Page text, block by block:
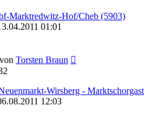
Marktredwitz-Hof/Cheb (5903)
01:01
von Torsten Braun
Wirsberg - Marktschorgast
12:03